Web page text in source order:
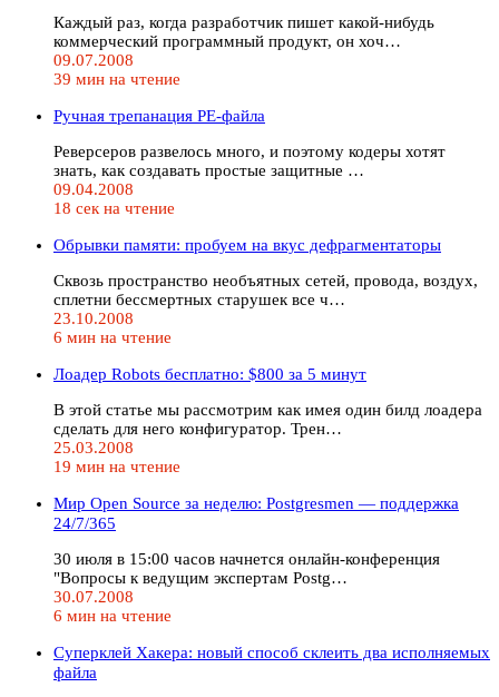
Каждый раз, когда разработчик пишет какой-нибудь
коммерческий программный продукт, он хоч…
09.07.2008
39 мин на чтение
Ручная трепанация PE-файла
Реверсеров развелось много, и поэтому кодеры хотят
знать, как создавать простые защитные …
09.04.2008
18 сек на чтение
Обрывки памяти: пробуем на вкус дефрагментаторы
Сквозь пространство необъятных сетей, провода, воздух,
сплетни бессмертных старушек все ч…
23.10.2008
6 мин на чтение
Лоадер Robots бесплатно: $800 за 5 минут
В этой статье мы рассмотрим как имея один билд лоадера
сделать для него конфигуратор. Трен…
25.03.2008
19 мин на чтение
Мир Open Source за неделю: Postgresmen — поддержка
24/7/365
30 июля в 15:00 часов начнется онлайн-конференция
"Вопросы к ведущим экспертам Postg…
30.07.2008
6 мин на чтение
Суперклей Хакера: новый способ склеить два исполняемых
файла